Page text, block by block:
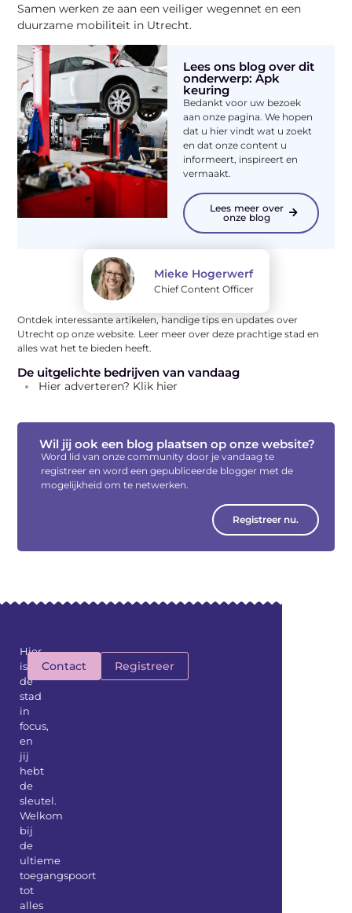
Samen werken ze aan een veiliger wegennet en een
duurzame mobiliteit in Utrecht.
Lees ons blog over dit
onderwerp: Apk
keuring
Bedankt voor uw bezoek
aan onze pagina. We hopen
dat u hier vindt wat u zoekt
en dat onze content u
informeert, inspireert en
vermaakt.
Lees meer over
onze blog
Mieke Hogerwerf
Chief Content Officer
Ontdek interessante artikelen, handige tips en updates over
Utrecht op onze website. Leer meer over deze prachtige stad en
alles wat het te bieden heeft.
De uitgelichte bedrijven van vandaag
Hier adverteren? Klik hier
Wil jij ook een blog plaatsen op onze website?
Word lid van onze community door je vandaag te
registreer en word een gepubliceerde blogger met de
mogelijkheid om te netwerken.
Registreer nu.
Hier
is
de
stad
in
focus,
en
jij
hebt
de
sleutel.
Welkom
bij
de
ultieme
toegangspoort
tot
alles
Contact Registreer